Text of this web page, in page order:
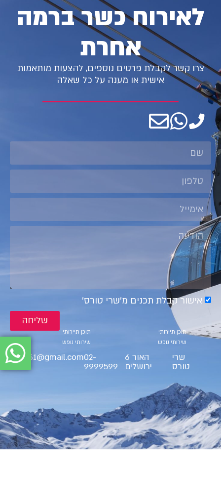
לאירוח כשר ברמה
אחרת
צרו קשר לקבלת פרטים נוספים, להצעות מותאמות
אישית או מענה על כל שאלה
אישור קבלת תכנים מ׳שרי טורס׳
שליחה
תוכן תיירותי
שירותי נופש
תוכן תיירותי
שירותי נופש
שרי
טורס
האור 6
ירושלים
02-
9999599
ct9561@gmail.com